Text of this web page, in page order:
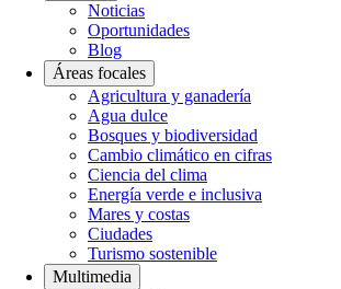
Noticias
Oportunidades
Blog
Áreas focales
Agricultura y ganadería
Agua dulce
Bosques y biodiversidad
Cambio climático en cifras
Ciencia del clima
Energía verde e inclusiva
Mares y costas
Ciudades
Turismo sostenible
Multimedia